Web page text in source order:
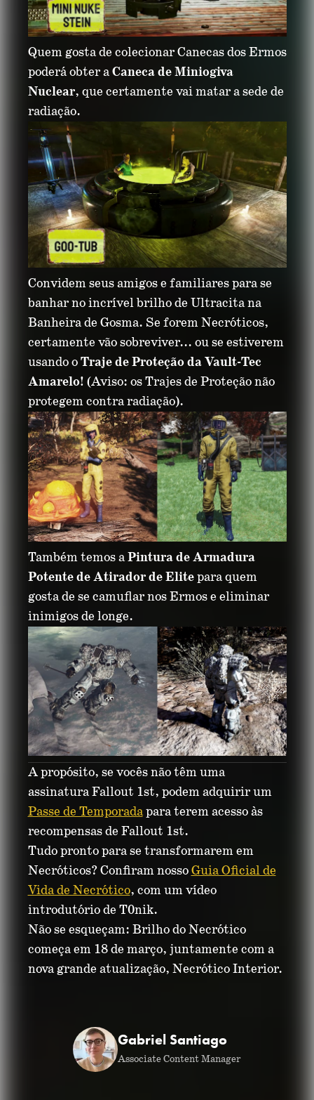
Quem gosta de colecionar Canecas dos Ermos
poderá obter aCaneca de Miniogiva
Nuclear, que certamente vai matar a sede de
radiação.
Convidem seus amigos e familiares para se
banhar no incrível brilho de Ultracita na
Banheira de Gosma. Se forem Necróticos,
certamente vão sobreviver... ou se estiverem
usando oTraje de Proteção da Vault-Tec
Amarelo! (Aviso: os Trajes de Proteção não
protegem contra radiação).
Também temos aPintura de Armadura
Potente de Atirador de Elitepara quem
gosta de se camuflar nos Ermos e eliminar
inimigos de longe.
A propósito, se vocês não têm uma
assinatura Fallout 1st, podem adquirir um
Passe de Temporadapara terem acesso às
recompensas de Fallout 1st.
Tudo pronto para se transformarem em
Necróticos? Confiram nossoGuia Oficial de
Vida de Necrótico, com um vídeo
introdutório de T0nik.
Não se esqueçam: Brilho do Necrótico
começa em 18 de março, juntamente com a
nova grande atualização, Necrótico Interior.
Gabriel Santiago
Associate Content Manager